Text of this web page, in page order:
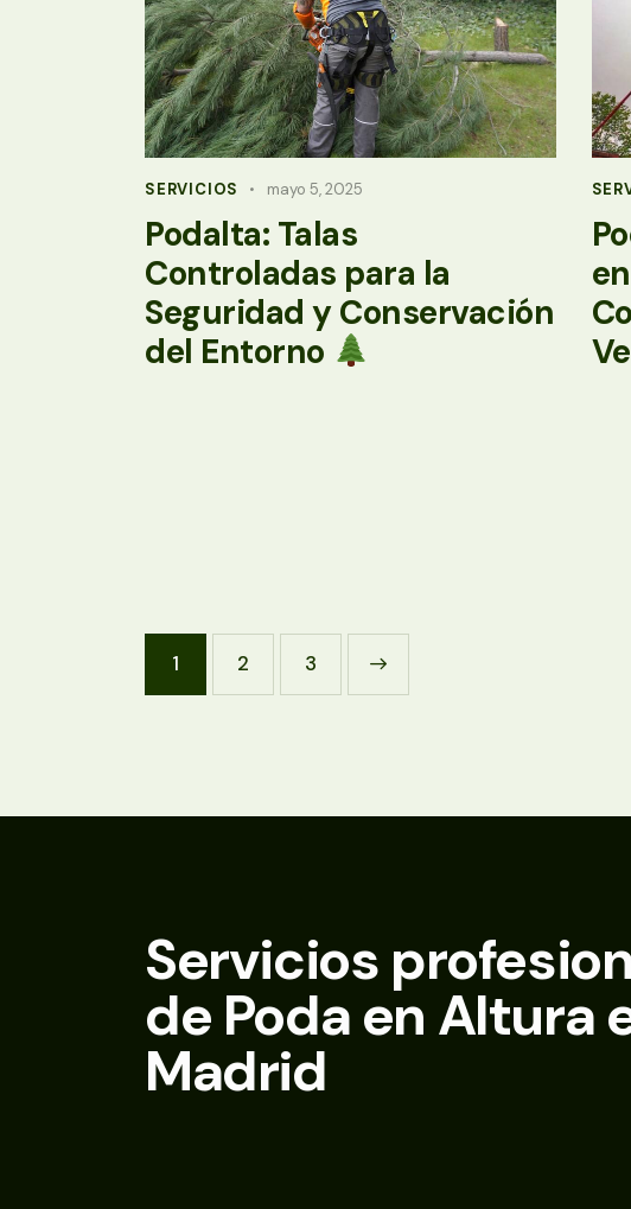
SERVICIOS mayo 5, 2025
Podalta: Talas
Controladas para la
Seguridad y Conservación
del Entorno
1 2 3
Servicios
de Poda en Altura
Madrid